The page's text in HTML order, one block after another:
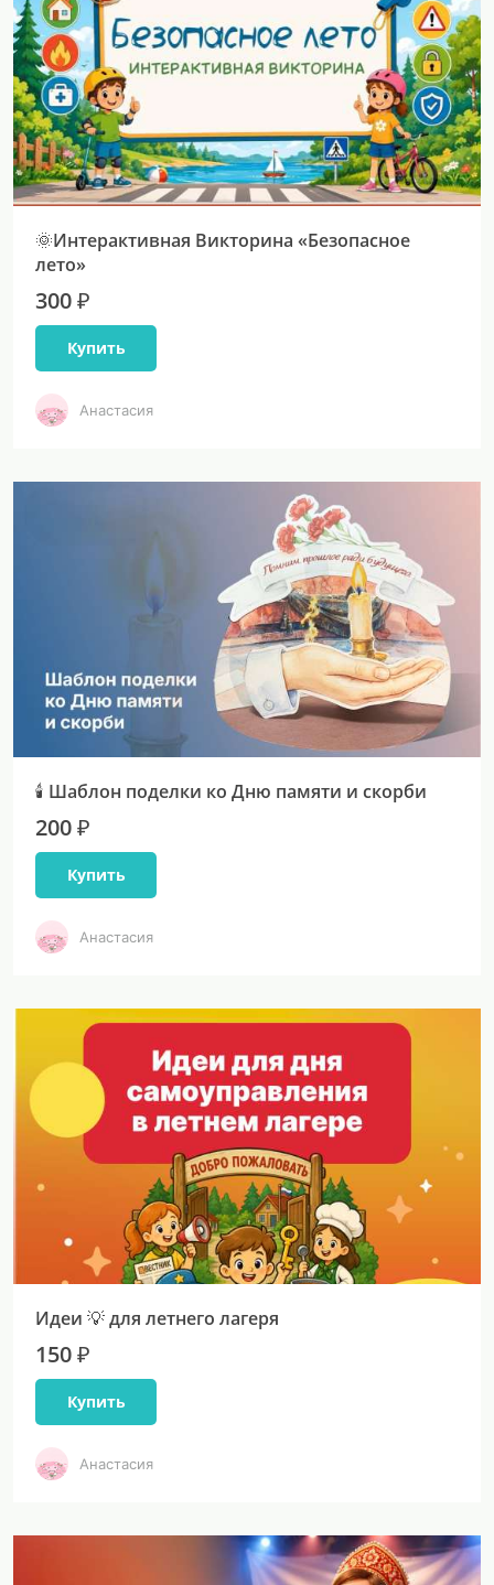
🌞Интерактивная Викторина «Безопасное
лето»
300 ₽
Купить
Анастасия
🕯 Шаблон поделки ко Дню памяти и скорби
200 ₽
Купить
Анастасия
Идеи 💡 для летнего лагеря
150 ₽
Купить
Анастасия